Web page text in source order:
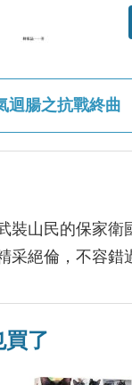
迴腸之抗戰終曲
裝山民的保家
采絕倫，不容錯
買了